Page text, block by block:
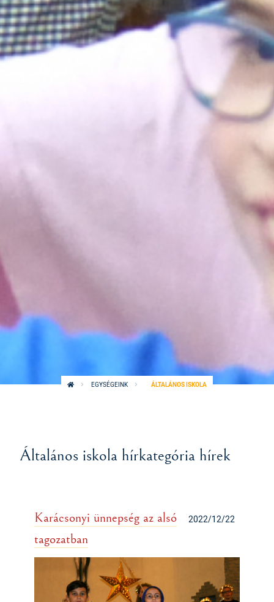
EGYSÉGEINK ÁLTALÁNOS ISKOLA
Általános iskola hírkategória hírek
2022/12/22
Karácsonyi ünnepség az alsó
tagozatban